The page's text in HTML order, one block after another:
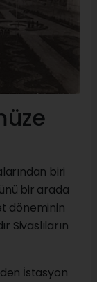
biri
bir arada
döneminin
Sivaslıların
İstasyon